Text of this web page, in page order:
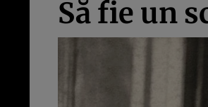
Să fie un